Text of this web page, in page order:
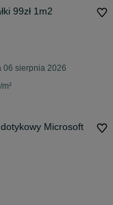
99zł 1m2
06 sierpnia 2026
Microsoft